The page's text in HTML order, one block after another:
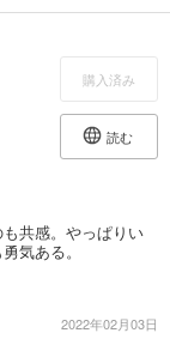
購入済み
読む
共感。やっぱりい
気ある。
2022年02月03日